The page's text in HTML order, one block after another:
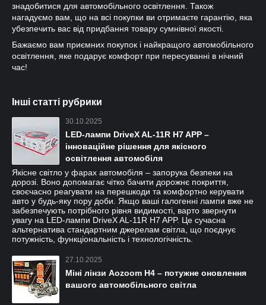
знадобитися для автомобільного освітлення. Також
нагадуємо вам, що на всі покупки ви отримаєте гарантію, яка
убезпечить вас від придбання товару сумнівної якості.
Бажаємо вам приємних покупок і найкращого автомобільного
освітлення, яке подарує комфорт при пересуванні в нічний
час!
Інші статті рубрики
30.10.2025
LED-лампи DriveX AL-11R H7 APP –
інноваційне рішення для якісного
освітлення автомобіля
Якісне світло у фарах автомобіля – запорука безпеки на
дорозі. Воно допомагає чітко бачити дорожнє покриття,
своєчасно реагувати на перешкоди та комфортно керувати
авто у будь-яку пору доби. Якщо ваші галогенні лампи вже не
забезпечують потрібного рівня видимості, варто звернути
увагу на LED-лампи DriveX AL-11R H7 APP. Це сучасна
альтернатива стандартним джерелам світла, що поєднує
потужність, функціональність і технологічність.
27.10.2025
Міні лінзи Aozoom H4 – потужне оновлення
вашого автомобільного світла